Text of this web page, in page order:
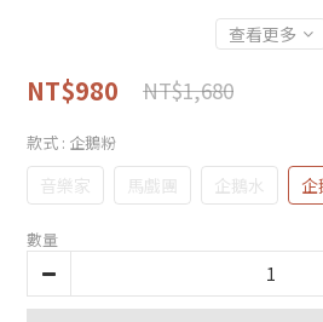
查看更多
NT$980 NT$1,680
款式 : 企鵝粉
音樂家 馬戲團 企鵝水
數量